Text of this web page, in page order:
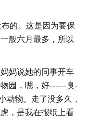
的。这是因为要保
般六月最多，所以
妈说她的同事开车
园，嗯，好------臭-
动物。走了没多久，
，是我在报纸上看